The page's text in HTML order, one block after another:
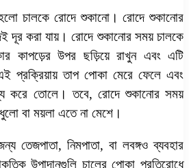
চালকে রোদে শুকানো। রোদে শুকানোর
দূর করা যায়। রোদে শুকানোর সময় চালকে
কাপড়ের উপর ছড়িয়ে রাখুন এবং এটি
প্রক্রিয়ায় তাপ পোকা মেরে ফেলে এবং
করে তোলে। তবে, রোদে শুকানোর সময়
বা ময়লা এতে না মেশে।
তেজপাতা, নিমপাতা, বা লবঙ্গও ব্যবহার
উপাদানগুলি চালের পোকা প্রতিরোধে